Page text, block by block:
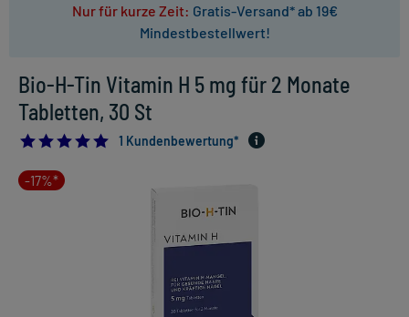
Nur für kurze Zeit: Gratis-Versand* ab 19€
Mindestbestellwert!
Bio-H-Tin Vitamin H 5 mg für 2 Monate
Tabletten, 30 St
5.01 Kundenbewertung*
-17%*